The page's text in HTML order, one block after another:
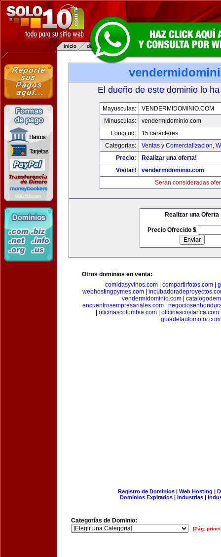
El dueño de este dominio lo
Mayusculas:
VENDERMIDOMINIO.COM
Minusculas:
vendermidominio.com
Longitud:
15 caracteres
Categorias:
Ventas y Comercializacion,
Precio:
Realizar una oferta!
Visitar!
vendermidominio.com
Serán consideradas
Realizar una Oferta
Precio Ofrecido $
Otros dominios en venta:
comidasyvinos.com| compartirfotos.com|
webhostingpymes.com
vendermidominio.com|
encuentrosempresariales.com|
oficinascolombia.com| oficinascostarica.com
guiadelautomotor.com
Registro de Dominios| Web Hosting |
Dominios Expirados | Industrias |
Categorías de Dominio:
[Pág.